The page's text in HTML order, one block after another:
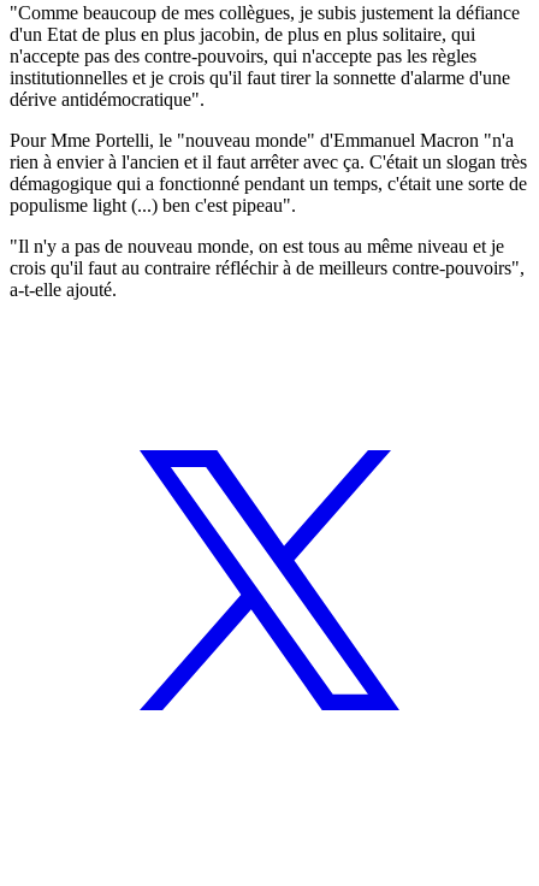
"Comme beaucoup de mes collègues, je subis justement la défiance
d'un Etat de plus en plus jacobin, de plus en plus solitaire, qui
n'accepte pas des contre-pouvoirs, qui n'accepte pas les règles
institutionnelles et je crois qu'il faut tirer la sonnette d'alarme d'une
dérive antidémocratique".
Pour Mme Portelli, le "nouveau monde" d'Emmanuel Macron "n'a
rien à envier à l'ancien et il faut arrêter avec ça. C'était un slogan très
démagogique qui a fonctionné pendant un temps, c'était une sorte de
populisme light (...) ben c'est pipeau".
"Il n'y a pas de nouveau monde, on est tous au même niveau et je
crois qu'il faut au contraire réfléchir à de meilleurs contre-pouvoirs",
a-t-elle ajouté.